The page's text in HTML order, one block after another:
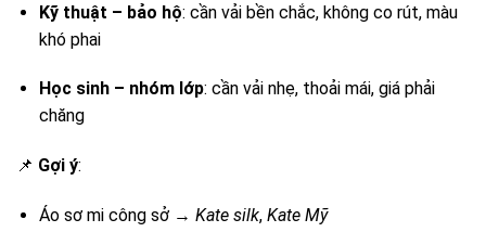
Kỹ thuật – bảo hộ: cần vải bền chắc, không co rút, màu
khó phai
Học sinh – nhóm lớp: cần vải nhẹ, thoải mái, giá phải
chăng
📌 Gợi ý:
Áo sơ mi công sở → Kate silk, Kate Mỹ